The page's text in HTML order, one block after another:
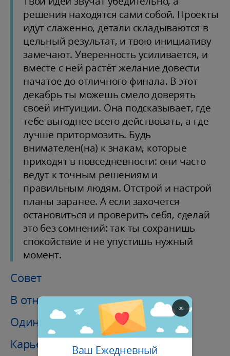
решения находятся сами собой. Проекты
идут слаженно, детали складываются в
цельный результат, и твою инициативу
замечают. Уверенность усиливается, и
вместе с ней растёт желание довести
начатое до отличного финала. В этот
декабрь ты можешь смело доверять
своей интуиции. Она подсказывает, где
тебе выгоднее всего действовать, а где
лучше притормозить. Будь
внимателен(на) к знакам, которые
приходят в повседневности: они часто
ведут к точным решениям и
правильным людям. Отстрой и настрой
планы заранее. А если захочется
остановиться и проверить себя, сделай
это без сомнений: так ты сохранишь
спокойствие и не упустишь нужный
момент.
Совет
В отношениях
Одинокий
Карьера / Финансы
×
Ваш Ежедневный